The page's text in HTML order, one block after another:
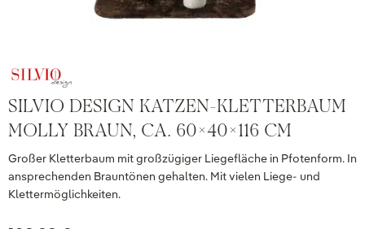
SILVIO DESIGN KATZEN-KLETTERBAUM
MOLLY BRAUN, CA. 60X40X116 CM
Großer Kletterbaum mit großzügiger Liegefläche in Pfotenform. In
ansprechenden Brauntönen gehalten. Mit vielen Liege- und
Klettermöglichkeiten.